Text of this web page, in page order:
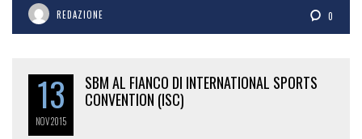
REDAZIONE 0
13
NOV2015
SBM AL FIANCO DI INTERNATIONAL SPORTS
CONVENTION (ISC)